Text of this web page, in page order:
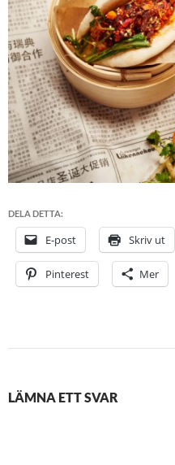
DELA DETTA:
E-post Skriv ut
Pinterest Mer
LÄMNA ETT SVAR